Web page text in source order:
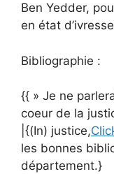
Ben Yedder,
en état
Bibliographie :
{{ » Je ne
coeur de la
|{(In) justice,
les bonnes
département.}